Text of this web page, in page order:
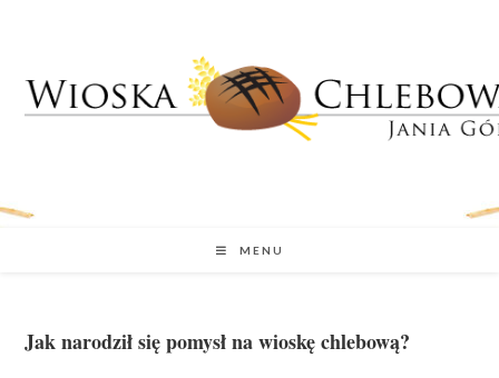
MENU
Jak narodził się pomysł na wioskę chlebową?